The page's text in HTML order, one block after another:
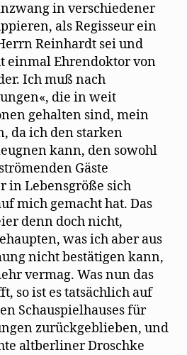
in verschiedener
als Regisseur ein
Reinhardt sei und
einmal Ehrendoktor von
Ich muß nach
die in weit
gehalten sind, mein
da ich den starken
kann, den sowohl
Gäste
in Lebensgröße sich
mich gemacht hat. Das
denn doch nicht,
was ich aber aus
nicht bestätigen kann,
vermag. Was nun das
so ist es tatsächlich auf
Schauspielhauses für
zurückgeblieben, und
altberliner Droschke